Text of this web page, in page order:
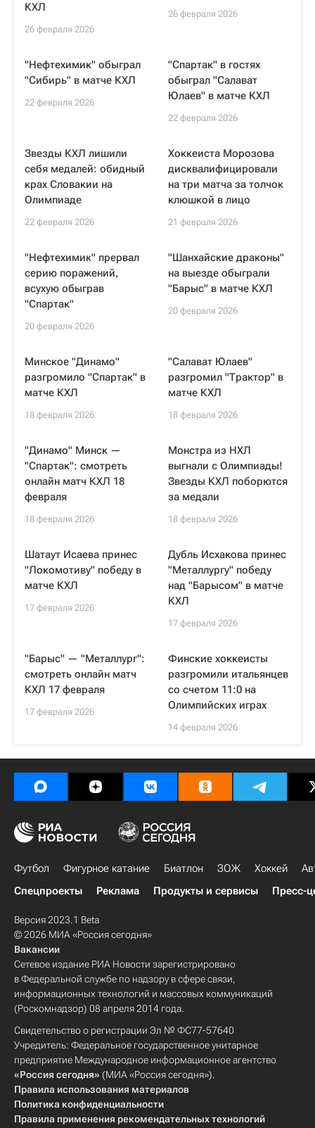
КХЛ
26 февраля 2026
26 февраля 2026
"Нефтехимик" обыграл
"Сибирь" в матче КХЛ
22 февраля 2026
"Спартак" в гостях
обыграл "Салават
Юлаев" в матче КХЛ
22 февраля 2026
Звезды КХЛ лишили
себя медалей: обидный
крах Словакии на
Олимпиаде
22 февраля 2026
Хоккеиста Морозова
дисквалифицировали
на три матча за толчок
клюшкой в лицо
21 февраля 2026
"Нефтехимик" прервал
серию поражений,
всухую обыграв
"Спартак"
20 февраля 2026
"Шанхайские драконы"
на выезде обыграли
"Барыс" в матче КХЛ
20 февраля 2026
Минское "Динамо"
разгромило "Спартак" в
матче КХЛ
18 февраля 2026
"Салават Юлаев"
разгромил "Трактор" в
матче КХЛ
18 февраля 2026
"Динамо" Минск —
"Спартак": смотреть
онлайн матч КХЛ 18
февраля
18 февраля 2026
Монстра из НХЛ
выгнали с Олимпиады!
Звезды КХЛ поборются
за медали
18 февраля 2026
Шатаут Исаева принес
"Локомотиву" победу в
матче КХЛ
17 февраля 2026
Дубль Исхакова принес
"Металлургу" победу
над "Барысом" в матче
КХЛ
17 февраля 2026
"Барыс" — "Металлург":
смотреть онлайн матч
КХЛ 17 февраля
17 февраля 2026
Финские хоккеисты
разгромили итальянцев
со счетом 11:0 на
Олимпийских играх
14 февраля 2026
Футбол Фигурное катание Биатлон ЗОЖ Хоккей
Спецпроекты
Реклама Продукты и сервисы Пресс-
Версия 2023.1 Beta
© 2026 МИА «Россия сегодня»
Вакансии
Сетевое издание РИА Новости зарегистрировано
в Федеральной службе по надзору в сфере связи,
информационных технологий и массовых коммуникаций
(Роскомнадзор) 08 апреля 2014 года.
Свидетельство о регистрации Эл № ФС77-57640
Учредитель: Федеральное государственное унитарное
предприятие Международное информационное агентство
«Россия сегодня» (МИА «Россия сегодня»).
Правила использования материалов
Политика конфиденциальности
Правила применения рекомендательных технологий